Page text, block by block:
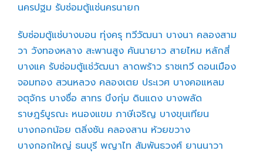
นครปฐม รับซ่อมตู้แช่นครนายก
รับซ่อมตู้แช่บางบอน ทุ่งครุ ทวีวัฒนา บางนา คลองสาม
วา วังทองหลาง สะพานสูง คันนายาว สายไหม หลักสี่
บางแค รับซ่อมตู้แช่วัฒนา ลาดพร้าว ราชเทวี ดอนเมือง
จอมทอง สวนหลวง คลองเตย ประเวศ บางคอแหลม
จตุจักร บางซื่อ สาทร บึงกุ่ม ดินแดง บางพลัด
ราษฎร์บูรณะ หนองแขม ภาษีเจริญ บางขุนเทียน
บางกอกน้อย ตลิ่งชัน คลองสาน ห้วยขวาง
บางกอกใหญ่ ธนบุรี พญาไท สัมพันธวงศ์ ยานนาวา